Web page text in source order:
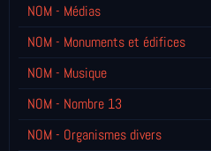
NOM - Médias
NOM - Monuments et édifices
NOM - Musique
NOM - Nombre 13
NOM - Organismes divers